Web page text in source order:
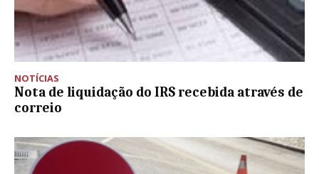
NOTÍCIAS
Nota de liquidação do IRS recebida através de
correio